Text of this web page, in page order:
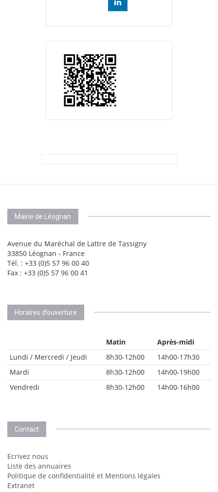
Mairie de Léognan
Avenue du Maréchal de Lattre de Tassigny
33850 Léognan - France
Tél. : +33 (0)5 57 96 00 40
Fax : +33 (0)5 57 96 00 41
Horaires d’ouverture
Matin
Après-midi
Lundi / Mercredi / Jeudi
8h30-12h00
14h00-17h30
Mardi
8h30-12h00
14h00-19h00
Vendredi
8h30-12h00 14h00-16h00
Contact
Ecrivez nous
Liste des annuaires
Politique de confidentialité et Mentions légales
Extranet